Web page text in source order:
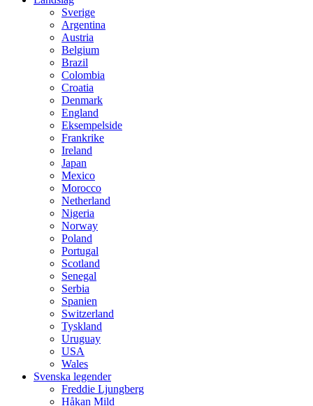
Sverige
Argentina
Austria
Belgium
Brazil
Colombia
Croatia
Denmark
England
Eksempelside
Frankrike
Ireland
Japan
Mexico
Morocco
Netherland
Nigeria
Norway
Poland
Portugal
Scotland
Senegal
Serbia
Spanien
Switzerland
Tyskland
Uruguay
USA
Wales
Svenska legender
Freddie Ljungberg
Håkan Mild